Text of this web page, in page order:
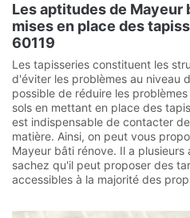
Les aptitudes de Mayeur
mises en place des
60119
Les tapisseries constituent les
d'éviter les problèmes au niveau
possible de réduire les
sols en mettant en place des
est indispensable de contacter
matière. Ainsi, on peut vous
Mayeur bâti rénove. Il a
sachez qu'il peut proposer des
accessibles à la majorité des